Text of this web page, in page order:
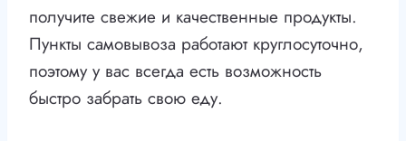
получите свежие и качественные продукты.
Пункты самовывоза работают круглосуточно,
поэтому у вас всегда есть возможность
быстро забрать свою еду.